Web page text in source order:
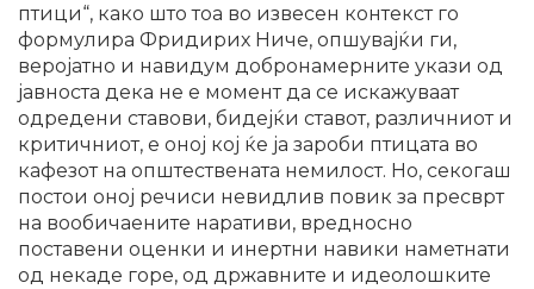
птици“, како што тоа во извесен контекст го
формулира Фридирих Ниче, опшувајќи ги,
веројатно и навидум добронамерните укази од
јавноста дека не е момент да се искажуваат
одредени ставови, бидејќи ставот, различниот и
критичниот, е оној кој ќе ја зароби птицата во
кафезот на општествената немилост. Но, секогаш
постои оној речиси невидлив повик за пресврт
на вообичаените наративи, вредносно
поставени оценки и инертни навики наметнати
од некаде горе, од државните и идеолошките